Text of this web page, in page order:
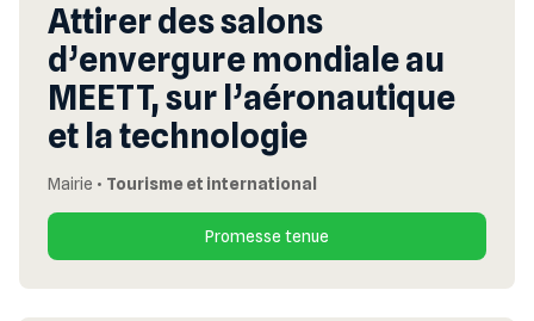
Attirer des salons
d’envergure mondiale au
MEETT, sur l’aéronautique
et la technologie
Mairie • Tourisme et international
Promesse tenue